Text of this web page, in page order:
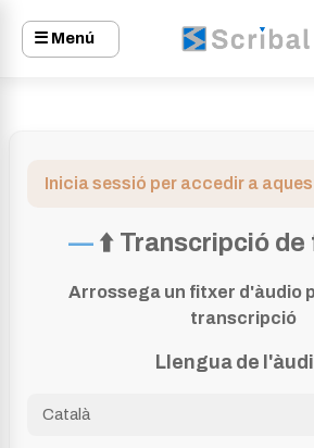
Inicia sessió per accedir a
⬆️ Transcripció
Arrossega un fitxer d'àudio
transcripció
Llengua de
☰ Menú